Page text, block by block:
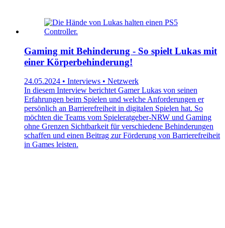
Gaming mit Behinderung - So spielt Lukas mit
einer Körperbehinderung!
24.05.2024 • Interviews • Netzwerk
In diesem Interview berichtet Gamer Lukas von seinen
Erfahrungen beim Spielen und welche Anforderungen er
persönlich an Barrierefreiheit in digitalen Spielen hat. So
möchten die Teams vom Spieleratgeber-NRW und Gaming
ohne Grenzen Sichtbarkeit für verschiedene Behinderungen
schaffen und einen Beitrag zur Förderung von Barrierefreiheit
in Games leisten.